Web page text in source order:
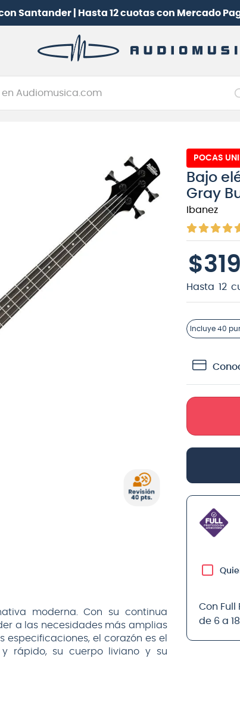
Santander | Hasta 12 cuotas con Mercado
Audiomusica.com
moderna. Con su continua
a las necesidades más amplias
el corazón es el
y rápido, su cuerpo liviano y su
POCAS
Bajo
Gray
Ibanez
$319
Hasta 12
Incluye 40
Con
de 6 a